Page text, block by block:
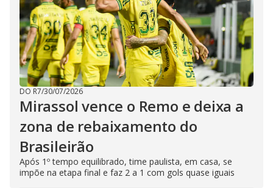
DO R7/30/07/2026
Mirassol vence o Remo e deixa a
zona de rebaixamento do
Brasileirão
Após 1º tempo equilibrado, time paulista, em casa, se
impõe na etapa final e faz 2 a 1 com gols quase iguais